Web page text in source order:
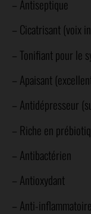
– Antiseptique
– Cicatrisant (voix
– Tonifiant pour le
– Apaisant
– Antidépresseur
– Riche en
– Antibactérien
– Antioxydant
– Anti-inflammatoire